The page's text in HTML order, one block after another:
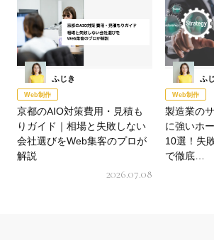
ふじき
Web制作
京都のAIO対策費用・見積も
りガイド｜相場と失敗しない
会社選びをWeb集客のプロが
解説
2026.07.08
ふ
Web制作
製造業の
に強いホ
10選！失
で徹底…